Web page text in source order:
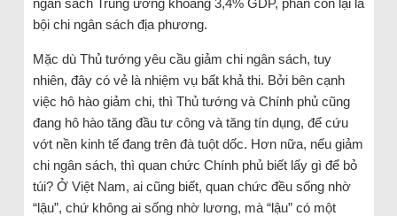
bội chi ngân sách địa phương.
Mặc dù Thủ tướng yêu cầu giảm chi ngân sách, tuy
nhiên, đây có vẻ là nhiệm vụ bất khả thi. Bởi bên cạnh
việc hô hào giảm chi, thì Thủ tướng và Chính phủ cũng
đang hô hào tăng đầu tư công và tăng tín dụng, để cứu
vớt nền kinh tế đang trên đà tuột dốc. Hơn nữa, nếu giảm
chi ngân sách, thì quan chức Chính phủ biết lấy gì để bỏ
túi? Ở Việt Nam, ai cũng biết, quan chức đều sống nhờ
“lậu”, chứ không ai sống nhờ lương, mà “lậu” có một